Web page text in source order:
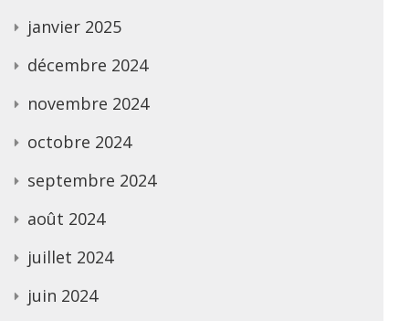
janvier 2025
décembre 2024
novembre 2024
octobre 2024
septembre 2024
août 2024
juillet 2024
juin 2024